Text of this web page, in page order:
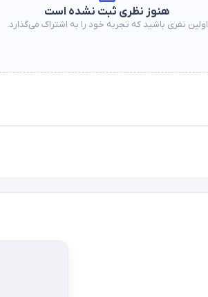
هنوز نظری ثبت نشده است
اولین نفری باشید که تجربه خود را به اشتراک می‌گذارد.